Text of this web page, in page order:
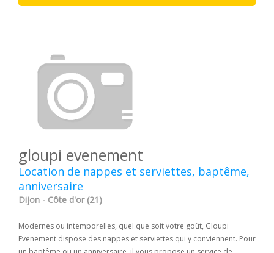
gloupi evenement
Location de nappes et serviettes, baptême,
anniversaire
Dijon - Côte d'or (21)
Modernes ou intemporelles, quel que soit votre goût, Gloupi
Evenement dispose des nappes et serviettes qui y conviennent. Pour